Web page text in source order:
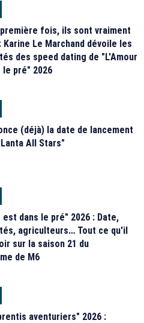
fois, ils sont vraiment
Karine Le Marchand dévoile les
des speed dating de "L'Amour
le pré" 2026
(déjà) la date de lancement
All Stars"
est dans le pré" 2026 : Date,
agriculteurs… Tout ce qu'il
sur la saison 21 du
de M6
aventuriers" 2026 :